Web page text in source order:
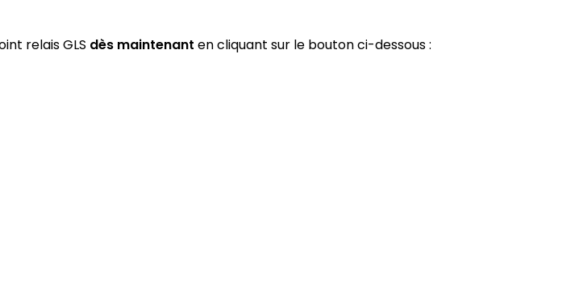
relais GLS dès maintenant en cliquant sur le bouton ci-dessous :